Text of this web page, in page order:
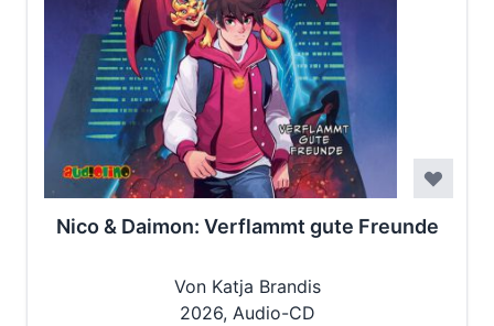
Nico & Daimon: Verflammt gute Freunde
Von Katja Brandis
2026, Audio-CD